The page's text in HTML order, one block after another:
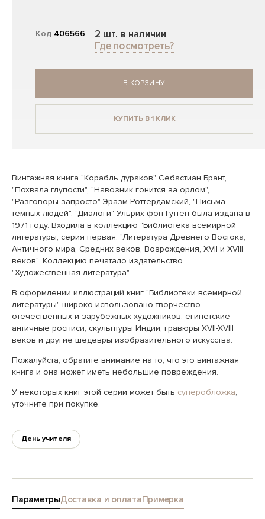
Код 406566
2 шт. в наличии
Где посмотреть?
В КОРЗИНУ
КУПИТЬ В 1 КЛИК
Винтажная книга "Корабль дураков" Себастиан Брант,
"Похвала глупости", "Навозник гонится за орлом",
"Разговоры запросто" Эразм Роттердамский, "Письма
темных людей", "Диалоги" Ульрих фон Гуттен была издана в
1971 году. Входила в коллекцию "Библиотека всемирной
литературы, серия первая: "Литература Древнего Востока,
Античного мира, Средних веков, Возрождения, XVII и XVIII
веков". Коллекцию печатало издательство
"Художественная литература".
В оформлении иллюстраций книг "Библиотеки всемирной
литературы" широко использовано творчество
отечественных и зарубежных художников, египетские
античные росписи, скульптуры Индии, гравюры XVII-XVIII
веков и другие шедевры изобразительного искусства.
Пожалуйста, обратите внимание на то, что это винтажная
книга и она может иметь небольшие повреждения.
У некоторых книг этой серии может быть суперобложка,
уточните при покупке.
День учителя
ПараметрыДоставка и оплатаПримерка